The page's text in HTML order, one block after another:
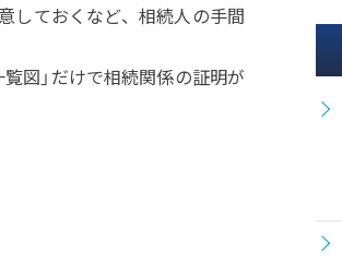
しておくなど、相続人の手間
図」だけで相続関係の証明が